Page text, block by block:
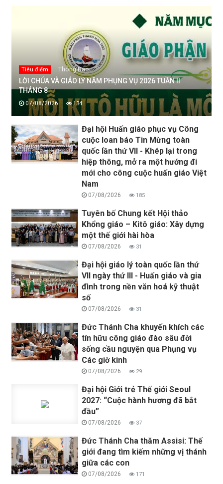
Tiêu điểm Thông Báo
LỜI CHÚA VÀ GIÁO LÝ NĂM PHỤNG VỤ 2026 TUẦN II
THÁNG 8
07/08/2026 134
Đại hội Huấn giáo phục vụ Công
cuộc loan báo Tin Mừng toàn
quốc lần thứ VII - Khép lại trong
hiệp thông, mở ra một hướng đi
mới cho công cuộc huấn giáo Việt
Nam
07/08/2026 185
Tuyên bố Chung kết Hội thảo
Khổng giáo – Kitô giáo: Xây dựng
một thế giới hài hòa
07/08/2026 31
Đại hội giáo lý toàn quốc lần thứ
VII ngày thứ III - Huấn giáo và gia
đình trong nền văn hoá kỹ thuật
số
07/08/2026 31
Đức Thánh Cha khuyến khích các
tín hữu công giáo đào sâu đời
sống cầu nguyện qua Phụng vụ
Các giờ kinh
07/08/2026 29
Đại hội Giới trẻ Thế giới Seoul
2027: “Cuộc hành hương đã bắt
đầu”
07/08/2026 37
Đức Thánh Cha thăm Assisi: Thế
giới đang tìm kiếm những vị thánh
giữa các con
07/08/2026 171